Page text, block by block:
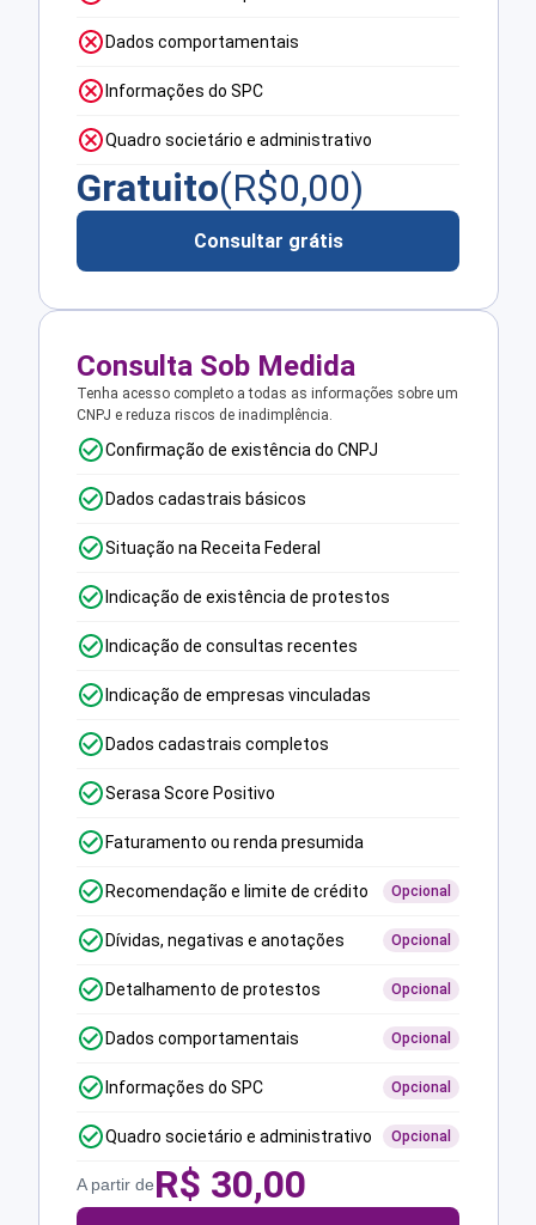
Dados comportamentais
Informações do SPC
Quadro societário e administrativo
Gratuito(R$0,00)
Consultar grátis
Consulta Sob Medida
Tenha acesso completo a todas as informações sobre um
CNPJ e reduza riscos de inadimplência.
Confirmação de existência do CNPJ
Dados cadastrais básicos
Situação na Receita Federal
Indicação de existência de protestos
Indicação de consultas recentes
Indicação de empresas vinculadas
Dados cadastrais completos
Serasa Score Positivo
Faturamento ou renda presumida
Recomendação e limite de crédito Opcional
Dívidas, negativas e anotações Opcional
Detalhamento de protestos Opcional
Dados comportamentais Opcional
Informações do SPC Opcional
Quadro societário e administrativo Opcional
A partir deR$ 30,00